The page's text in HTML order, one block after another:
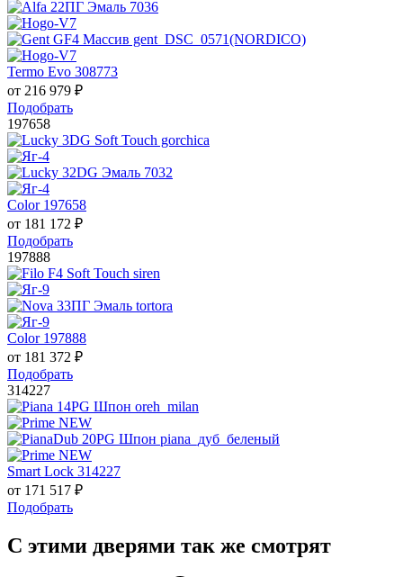
Termo Evo 308773
от 216 979 ₽
Подобрать
197658
Color 197658
от 181 172 ₽
Подобрать
197888
Color 197888
от 181 372 ₽
Подобрать
314227
Smart Lock 314227
от 171 517 ₽
Подобрать
С этими дверями так же смотрят